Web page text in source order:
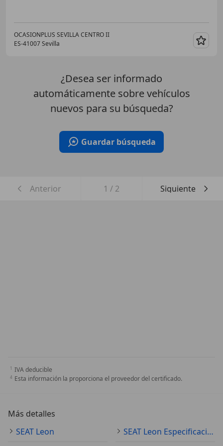
OCASIONPLUS SEVILLA CENTRO II
ES-41007 Sevilla
¿Desea ser informado
automáticamente sobre vehículos
nuevos para su búsqueda?
Guardar búsqueda
Anterior 1 / 2 Siguiente
IVA deducible
Esta información la proporciona el proveedor del certificado.
Más detalles
SEAT Leon
SEAT Leon Especificaciones técnicas